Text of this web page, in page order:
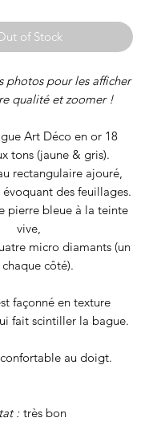
of Stock
photos pour les afficher
qualité et zoomer !
Art Déco en or 18
tons (jaune & gris).
rectangulaire ajouré,
des feuillages.
pierre bleue à la teinte
vive,
micro diamants (un
chaque côté).
façonné en texture
fait scintiller la bague.
au doigt.
: très bon